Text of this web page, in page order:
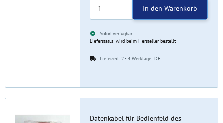
In den Warenkorb
Sofort verfügbar
Lieferstatus: wird beim Hersteller bestellt
Lieferzeit:2 - 4 WerktageDE
Datenkabel für Bedienfeld des